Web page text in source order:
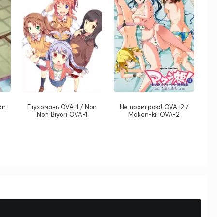
Глухомань OVA-1 / Non
Non Biyori OVA-1
Не проиграю! OVA-2 /
Maken-ki! OVA-2